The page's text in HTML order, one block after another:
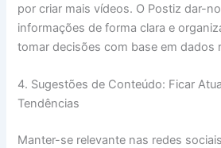
por criar mais vídeos. O Postiz dar-
informações de forma clara e
tomar decisões com base em dados
4. Sugestões de Conteúdo: Ficar
Tendências
Manter-se relevante nas redes